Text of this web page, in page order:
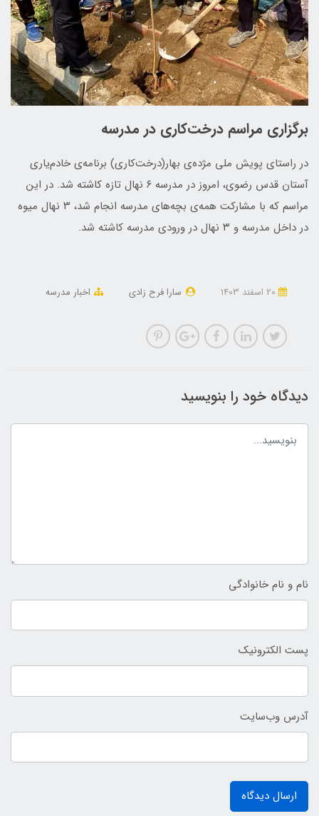
برگزاری مراسم درخت‌کاری در مدرسه
در راستای پویش ملی مژده‌ی بهار(درخت‌کاری) برنامه‌ی خادم‌یاری
آستان قدس رضوی، امروز در مدرسه ۶ نهال تازه کاشته شد. در این
مراسم که با مشارکت همه‌ی بچه‌های مدرسه انجام شد، ۳ نهال میوه
در داخل مدرسه و ۳ نهال در ورودی مدرسه کاشته شد.
سارا فرح زادی اخبار مدرسه
دیدگاه خود را بنویسید
نام و نام خانوادگی
پست الکترونیک
آدرس وب‌سایت
ارسال دیدگاه